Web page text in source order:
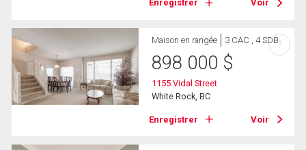
Enregistrer Voir
Maison en rangée 3 CAC , 4 SDB
898 000 $
1155 Vidal Street
White Rock, BC
Enregistrer Voir
?